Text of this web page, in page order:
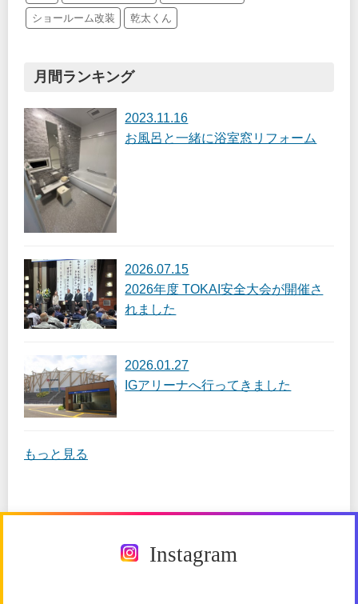
ショールーム改装 乾太くん
月間ランキング
2023.11.16
お風呂と一緒に浴室窓リフォーム
2026.07.15
2026年度 TOKAI安全大会が開催さ
れました
2026.01.27
IGアリーナへ行ってきました
もっと見る
Instagram